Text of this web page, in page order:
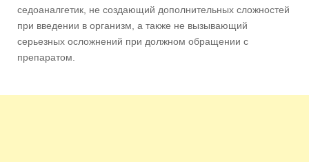
седоаналгетик, не создающий дополнительных сложностей
при введении в организм, а также не вызывающий
серьезных осложнений при должном обращении с
препаратом.